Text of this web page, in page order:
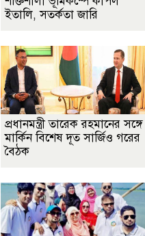
ইতালি, সতর্কতা জারি
প্রধানমন্ত্রী তারেক রহমানের সঙ্গে
মার্কিন বিশেষ দূত সার্জিও গরের
বৈঠক